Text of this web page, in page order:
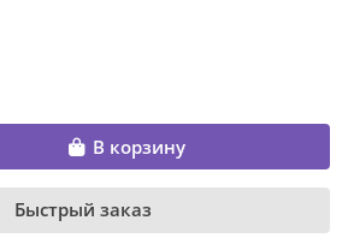
В корзину
Быстрый заказ